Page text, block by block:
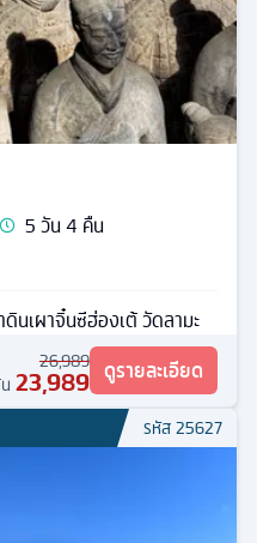
5วัน4 คืน
นเผาจิ๋นซีฮ่องเต้ วัดลามะ
26,989
23,989 ดูรายละเอียด
รหัส25627